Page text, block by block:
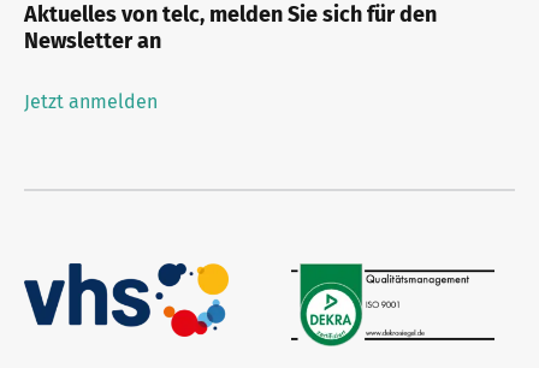
Aktuelles von telc, melden Sie sich für den
Newsletter an
Jetzt anmelden